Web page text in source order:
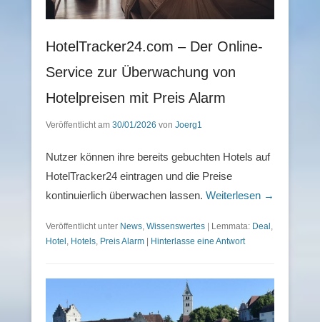
HotelTracker24.com – Der Online-
Service zur Überwachung von
Hotelpreisen mit Preis Alarm
Veröffentlicht am 30/01/2026 von Joerg1
Nutzer können ihre bereits gebuchten Hotels auf
HotelTracker24 eintragen und die Preise
kontinuierlich überwachen lassen. Weiterlesen →
Veröffentlicht unter News, Wissenswertes Lemmata: Deal ,
Hotel , Hotels, Preis Alarm Hinterlasse eine Antwort